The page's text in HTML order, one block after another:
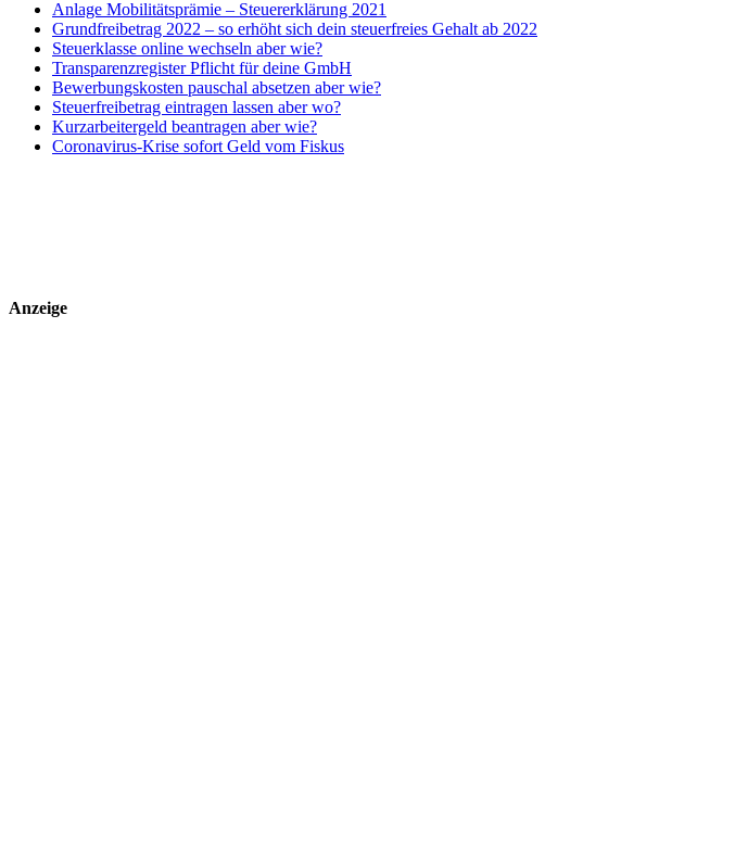
Anlage Mobilitätsprämie – Steuererklärung 2021
Grundfreibetrag 2022 – so erhöht sich dein steuerfreies Gehalt ab 2022
Steuerklasse online wechseln aber wie?
Transparenzregister Pflicht für deine GmbH
Bewerbungskosten pauschal absetzen aber wie?
Steuerfreibetrag eintragen lassen aber wo?
Kurzarbeitergeld beantragen aber wie?
Coronavirus-Krise sofort Geld vom Fiskus
Anzeige